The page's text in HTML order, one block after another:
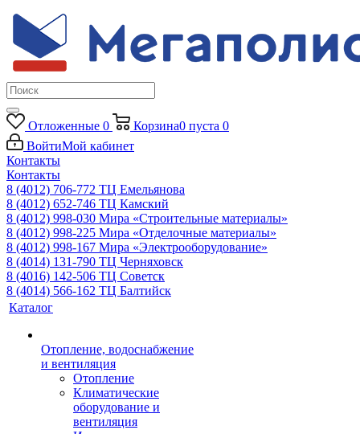
Отложенные 0 Корзина0 пуста 0
ВойтиМой кабинет
Контакты
Контакты
8 (4012) 706-772 ТЦ Емельянова
8 (4012) 652-746 ТЦ Камский
8 (4012) 998-030 Мира «Строительные материалы»
8 (4012) 998-225 Мира «Отделочные материалы»
8 (4012) 998-167 Мира «Электрооборудование»
8 (4014) 131-790 ТЦ Черняховск
8 (4016) 142-506 ТЦ Советск
8 (4014) 566-162 ТЦ Балтийск
Каталог
Отопление, водоснабжение
и вентиляция
Отопление
Климатические
оборудование и
вентиляция